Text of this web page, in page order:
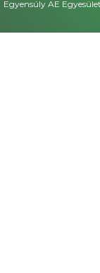
Egyensúly AE Egyesület